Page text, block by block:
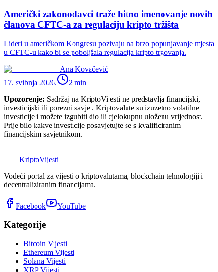
Američki zakonodavci traže hitno imenovanje novih
članova CFTC-a za regulaciju kripto tržišta
Lideri u američkom Kongresu pozivaju na brzo popunjavanje mjesta
u CFTC-u kako bi se poboljšala regulacija kripto trgovanja.
Ana Kovačević
17. svibnja 2026.
2 min
Upozorenje: Sadržaj na KriptoVijesti ne predstavlja financijski,
investicijski ili porezni savjet. Kriptovalute su izuzetno volatilne
investicije i možete izgubiti dio ili cjelokupnu uloženu vrijednost.
Prije bilo kakve investicije posavjetujte se s kvalificiranim
financijskim savjetnikom.
KriptoVijesti
Vodeći portal za vijesti o kriptovalutama, blockchain tehnologiji i
decentraliziranim financijama.
Facebook YouTube
Kategorije
Bitcoin Vijesti
Ethereum Vijesti
Solana Vijesti
XRP Vijesti